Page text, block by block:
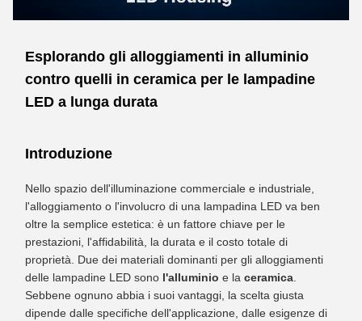
Esplorando gli alloggiamenti in alluminio
contro quelli in ceramica per le lampadine
LED a lunga durata
Introduzione
Nello spazio dell'illuminazione commerciale e industriale,
l'alloggiamento o l'involucro di una lampadina LED va ben
oltre la semplice estetica: è un fattore chiave per le
prestazioni, l'affidabilità, la durata e il costo totale di
proprietà. Due dei materiali dominanti per gli alloggiamenti
delle lampadine LED sono l'alluminio e la ceramica.
Sebbene ognuno abbia i suoi vantaggi, la scelta giusta
dipende dalle specifiche dell'applicazione, dalle esigenze di